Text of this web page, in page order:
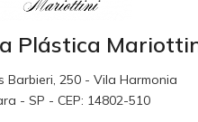
Plástica
Barbieri, 250 - Vila Harmonia
- SP - CEP: 14802-510